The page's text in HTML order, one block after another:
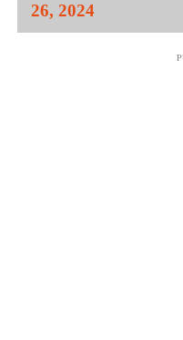
26, 2024